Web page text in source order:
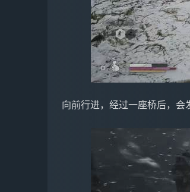
向前行进，经过一座桥后，会